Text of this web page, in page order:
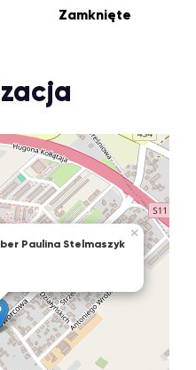
Zamknięte
Paulina Stelmaszyk
×